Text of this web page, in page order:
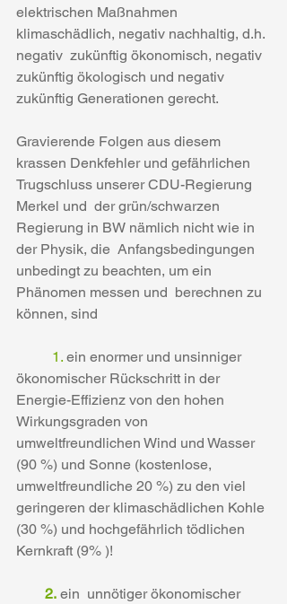
elektrischen Maßnahmen
klimaschädlich, negativ nachhaltig, d.h.
negativ  zukünftig ökonomisch, negativ
zukünftig ökologisch und negativ
zukünftig Generationen gerecht.
Gravierende Folgen aus diesem
krassen Denkfehler und gefährlichen
Trugschluss unserer CDU-Regierung
Merkel und  der grün/schwarzen
Regierung in BW nämlich nicht wie in
der Physik, die  Anfangsbedingungen
unbedingt zu beachten, um ein
Phänomen messen und  berechnen zu
können, sind
	1.
ein enormer und unsinniger
ökonomischer Rückschritt in der
Energie-Effizienz von den hohen
Wirkungsgraden von
umweltfreundlichen Wind und Wasser
(90 %) und Sonne (kostenlose,
umweltfreundliche 20 %) zu den viel
geringeren der klimaschädlichen Kohle
(30 %) und hochgefährlich tödlichen
Kernkraft (9% )!
        2.
ein  unnötiger ökonomischer